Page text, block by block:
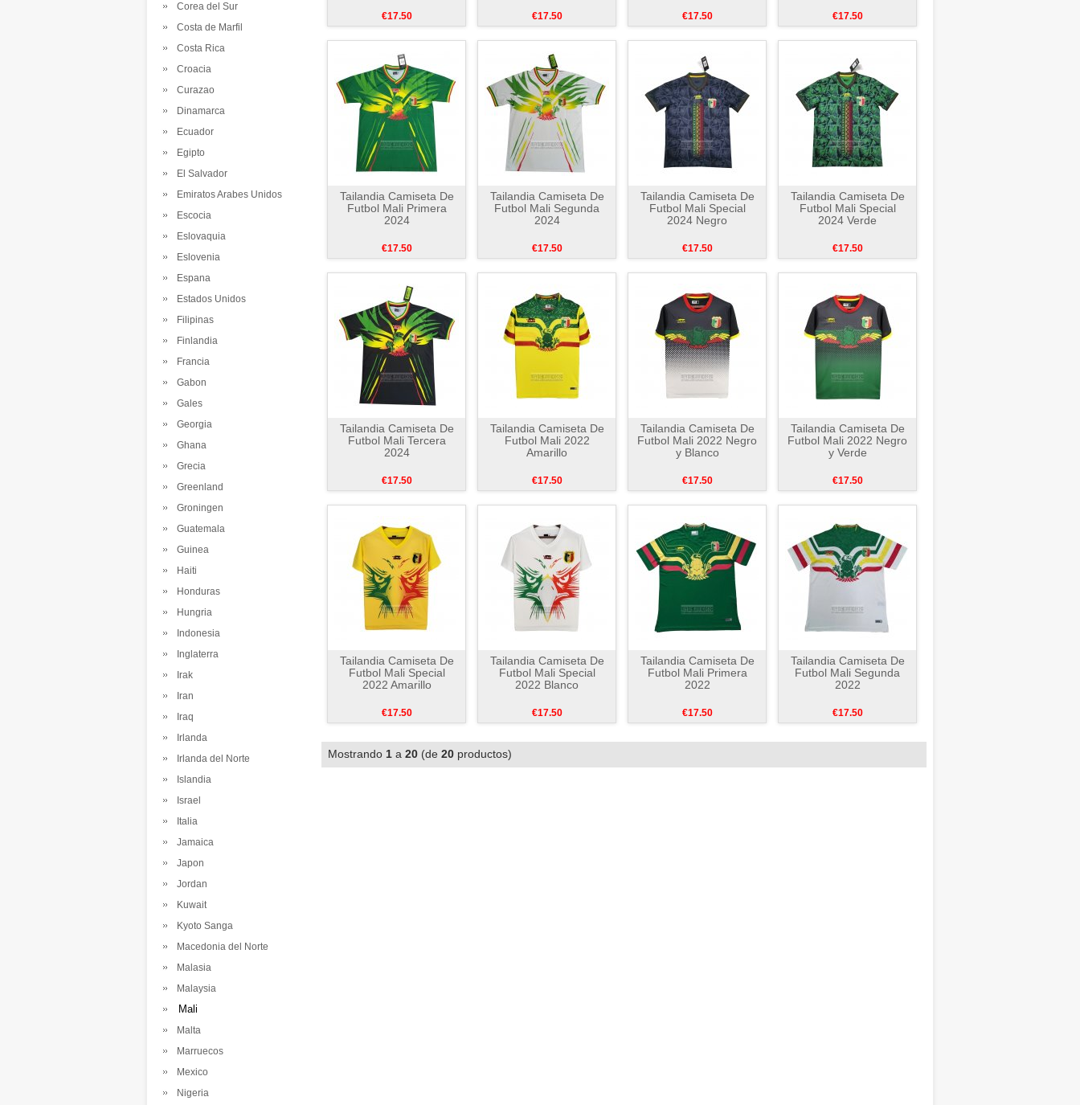
Corea del Sur
Costa de Marfil
Costa Rica
Croacia
Curazao
Dinamarca
Ecuador
Egipto
El Salvador
Emiratos Arabes Unidos
Escocia
Eslovaquia
Eslovenia
Espana
Estados Unidos
Filipinas
Finlandia
Francia
Gabon
Gales
Georgia
Ghana
Grecia
Greenland
Groningen
Guatemala
Guinea
Haiti
Honduras
Hungria
Indonesia
Inglaterra
Irak
Iran
Iraq
Irlanda
Irlanda del Norte
Islandia
Israel
Italia
Jamaica
Japon
Jordan
Kuwait
Kyoto Sanga
Macedonia del Norte
Malasia
Malaysia
Mali
Malta
Marruecos
Mexico
Nigeria
€17.50 €17.50 €17.50 €17.50
Tailandia Camiseta De
Futbol Mali Primera
2024
€17.50
Tailandia Camiseta De
Futbol Mali Segunda
2024
€17.50
Tailandia Camiseta De
Futbol Mali Special
2024 Negro
€17.50
Tailandia Camiseta De
Futbol Mali Special
2024 Verde
€17.50
Tailandia Camiseta De
Futbol Mali Tercera
2024
€17.50
Tailandia Camiseta De
Futbol Mali 2022
Amarillo
€17.50
Tailandia Camiseta De
Futbol Mali 2022 Negro
y Blanco
€17.50
Tailandia Camiseta De
Futbol Mali 2022 Negro
y Verde
€17.50
Tailandia Camiseta De
Futbol Mali Special
2022 Amarillo
€17.50
Tailandia Camiseta De
Futbol Mali Special
2022 Blanco
€17.50
Tailandia Camiseta De
Futbol Mali Primera
2022
€17.50
Tailandia Camiseta De
Futbol Mali Segunda
2022
€17.50
Mostrando 1 a 20 (de 20 productos)